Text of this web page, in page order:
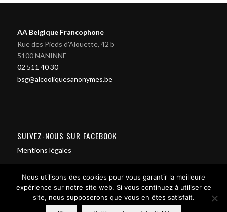
AA Belgique Francophone
Rue des Pieds d'Alouette, 42 b
5100 NANINNE
02 511 40 30
bsg@alcooliquesanonymes.be
SUIVEZ-NOUS SUR FACEBOOK
Mentions légales
Nous utilisons des cookies pour vous garantir la meilleure
expérience sur notre site web. Si vous continuez à utiliser ce
site, nous supposerons que vous en êtes satisfait.
Contact us